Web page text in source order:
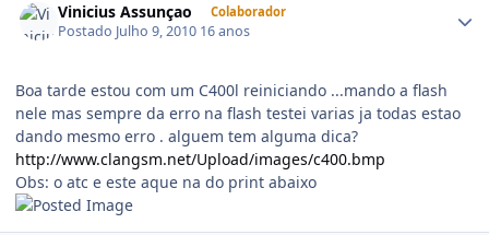
Vinicius Assunçao Colaborador
Postado Julho 9, 2010 16 anos
Boa tarde estou com um C400l reiniciando ...mando a flash
nele mas sempre da erro na flash testei varias ja todas estao
dando mesmo erro . alguem tem alguma dica?
http://www.clangsm.net/Upload/images/c400.bmp
Obs: o atc e este aque na do print abaixo